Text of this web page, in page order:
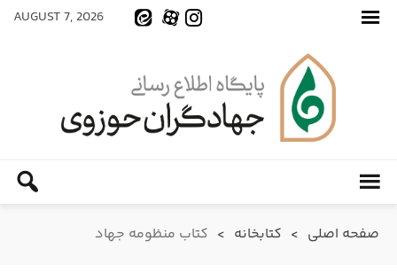
AUGUST 7, 2026
صفحه اصلی > کتابخانه > کتاب منظومه جهاد